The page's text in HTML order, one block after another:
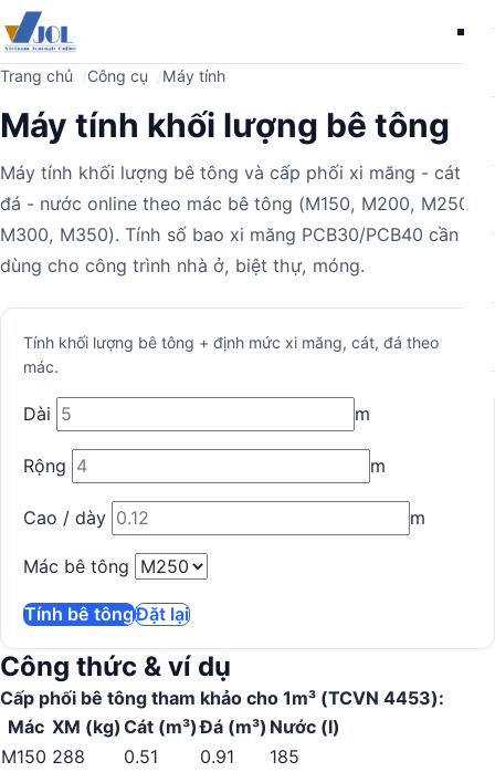
Trang chủ Công cụ Máy tính
Máy tính khối lượng bê tông
Máy tính khối lượng bê tông và cấp phối xi măng - cát -
đá - nước online theo mác bê tông (M150, M200, M250,
M300, M350). Tính số bao xi măng PCB30/PCB40 cần
dùng cho công trình nhà ở, biệt thự, móng.
Máy
tính
Tính khối lượng bê tông + định mức xi măng, cát, đá theo
mác.
Dài m
Rộng m
Cao / dày m
Mác bê tông
Tính bê tôngĐặt lại
Công thức & ví dụ
Cấp phối bê tông tham khảo cho 1m³ (TCVN 4453):
Mác XM (kg) Cát (m³) Đá (m³) Nước (l)
M150 288 0.51 0.91
185